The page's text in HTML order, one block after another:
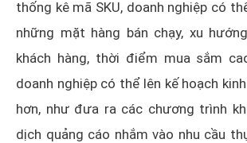
thống kê mã SKU, doanh nghiệp có
những mặt hàng bán chạy, xu
khách hàng, thời điểm mua sắm
doanh nghiệp có thể lên kế hoạch
hơn, như đưa ra các chương trình
dịch quảng cáo nhắm vào nhu cầu